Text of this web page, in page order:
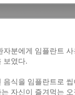
분에게 임플란트
보였다.
식을 임플란트로
자신이 즐겨먹는